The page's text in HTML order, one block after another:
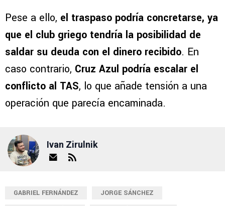
Pese a ello, el traspaso podría concretarse, ya
que el club griego tendría la posibilidad de
saldar su deuda con el dinero recibido. En
caso contrario, Cruz Azul podría escalar el
conflicto al TAS, lo que añade tensión a una
operación que parecía encaminada.
Ivan Zirulnik
GABRIEL FERNÁNDEZ
JORGE SÁNCHEZ